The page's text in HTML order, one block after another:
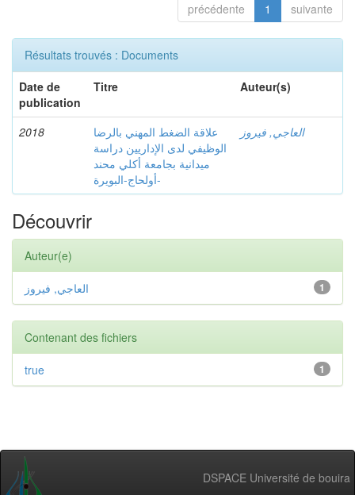
précédente 1 suivante
Résultats trouvés : Documents
Date de
publication
Titre Auteur(s)
2018
علاقة الضغط المهني بالرضا
الوظيفي لدى الإداريين دراسة
ميدانية بجامعة أكلي محند
أولحاج-البويرة-
العاجي, فيروز
Découvrir
Auteur(e)
1 العاجي, فيروز
Contenant des fichiers
1
true
DSPACE Université de bouira